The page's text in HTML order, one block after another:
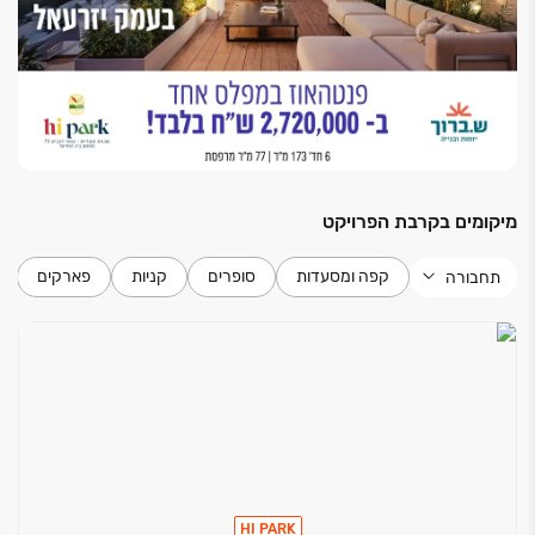
הכנות למזגן מיני מרכזי בהתאם לבחירת הקבלן
רשתות בכל הדירה למעט ממ"ד
נק' מים במרפסת / גינה
נק' גז במרפסת / גינה
חימום מים על גז
מיקומים בקרבת הפרויקט
תחבורה קפה ומסעדות סופרים קניות פארקים
HI PARK